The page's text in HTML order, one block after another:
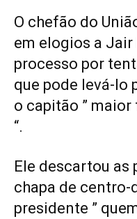
O chefão do
em elogios a
processo por
que pode levá-lo
o capitão ”
“.
Ele descartou as
chapa de centro-
presidente ”